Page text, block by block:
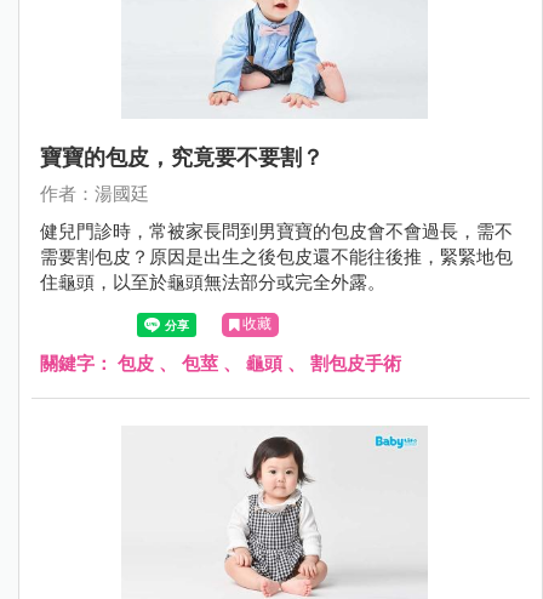
寶寶的包皮，究竟要不要割？
作者：湯國廷
健兒門診時，常被家長問到男寶寶的包皮會不會過長，需不
需要割包皮？原因是出生之後包皮還不能往後推，緊緊地包
住龜頭，以至於龜頭無法部分或完全外露。
收藏
關鍵字： 包皮 、 包莖 、 龜頭 、 割包皮手術